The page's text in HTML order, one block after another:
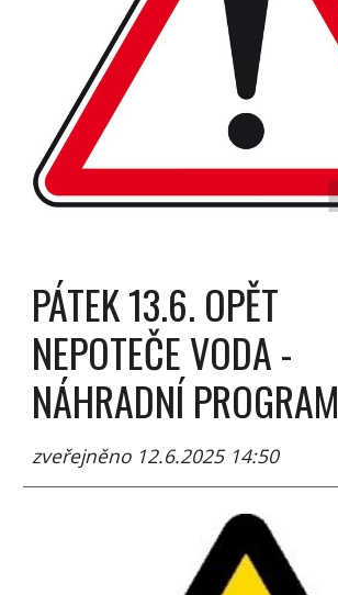
PÁTEK 13.6. OPĚT
NEPOTEČE VODA -
NÁHRADNÍ PROGRAM
zveřejněno 12.6.2025 14:50